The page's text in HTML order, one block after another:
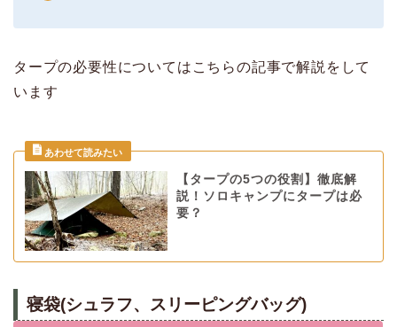
タープの必要性についてはこちらの記事で解説をして
います
【タープの5つの役割】徹底解
説！ソロキャンプにタープは必
要？
寝袋(シュラフ、スリーピングバッグ)